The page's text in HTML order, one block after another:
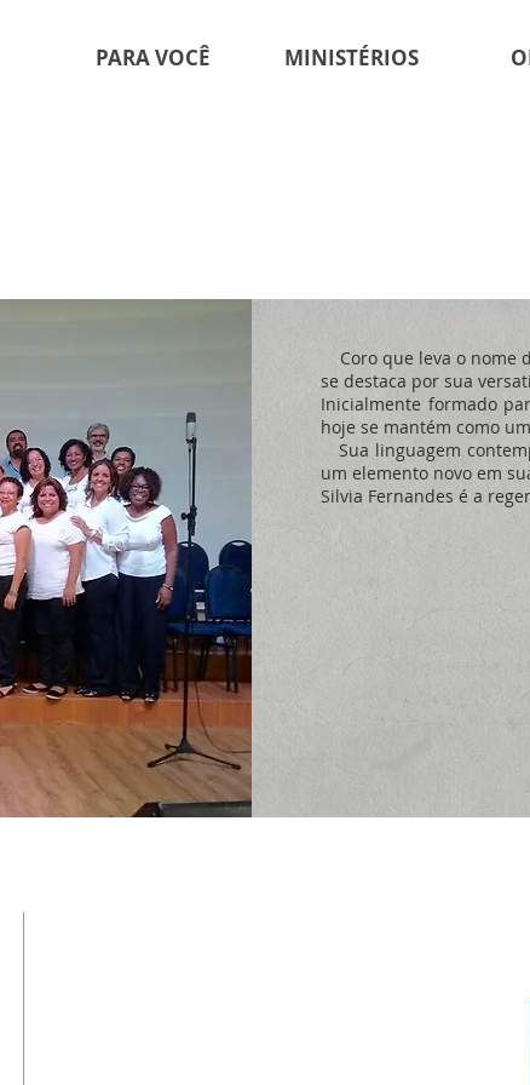
PARA VOCÊ MINISTÉRIOS
Coro que leva o nome
se destaca por sua
Inicialmente formado
hoje se mantém como
Sua linguagem
um elemento novo em
Silvia Fernandes é a